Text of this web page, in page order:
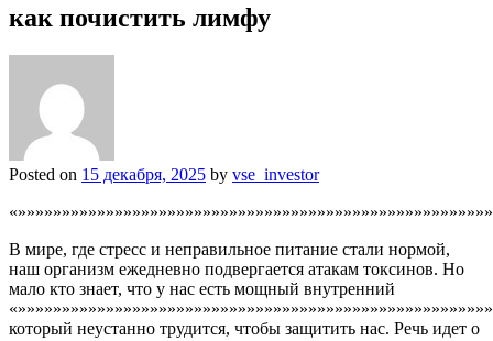
как почистить лимфу
Posted on 15 декабря, 2025 by vse_investor
В мире, где стресс и неправильное питание стали нормой,
наш организм ежедневно подвергается атакам токсинов. Но
мало кто знает, что у нас есть мощный внутренний
который неустанно трудится, чтобы защитить нас. Речь идет о